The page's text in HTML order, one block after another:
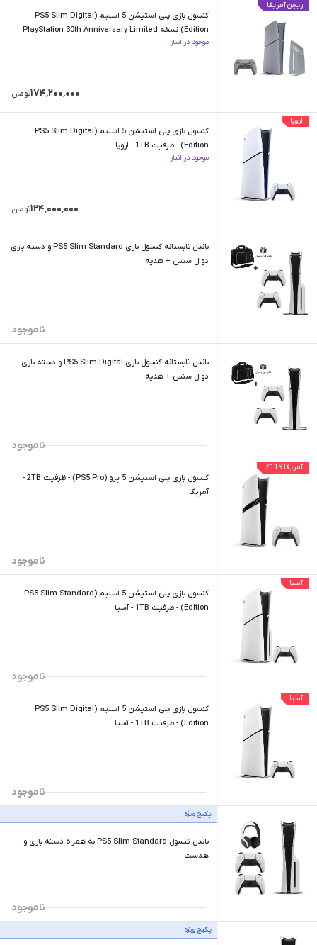
ریجن آمریکا
کنسول بازی پلی استیشن 5 اسلیم (PS5 Slim Digital
Edition) نسخه PlayStation 30th Anniversary Limited
Edition
موجود در انبار
۱۷۴٬۲۰۰٬۰۰۰تومان
اروپا
کنسول بازی پلی استیشن 5 اسلیم (PS5 Slim Digital
Edition) - ظرفیت 1TB - اروپا
موجود در انبار
۱۲۴٬۰۰۰٬۰۰۰تومان
باندل تابستانه کنسول بازی PS5 Slim Standard و دسته بازی
دوال سنس + هدیه
ناموجود
باندل تابستانه کنسول بازی PS5 Slim Digital و دسته بازی
دوال سنس + هدیه
ناموجود
آمریکا 7119
کنسول بازی پلی استیشن 5 پرو (PS5 Pro) - ظرفیت 2TB -
آمریکا
ناموجود
آسیا
کنسول بازی پلی استیشن 5 اسلیم (PS5 Slim Standard
Edition) - ظرفیت 1TB - آسیا
ناموجود
آسیا
کنسول بازی پلی استیشن 5 اسلیم (PS5 Slim Digital
Edition) - ظرفیت 1TB - آسیا
ناموجود
پکیچ ویژه
باندل کنسول PS5 Slim Standard به همراه دسته بازی و
هدست
ناموجود
پکیچ ویژه